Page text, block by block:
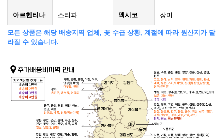
아르헨티나 스티파 멕시코 장미
모든 상품은 해당 배송지역 업체, 꽃 수급 상황, 계절에 따라 원산지가 달
라질 수 있습니다.